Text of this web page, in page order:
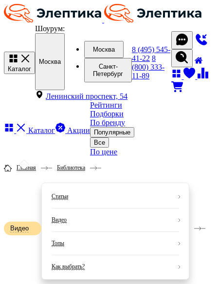
Каталог
Шоурум:
Москва
Москва
Санкт-
Петербург
Ленинский проспект, 54
8 (495) 545-
41-22 8
(800) 333-
11-89
Каталог Акции
Рейтинги
Подборки
По бренду
Популярные
Все
По цене
Главная Библиотека
Видео
Статьи
Видео
Топы
Как выбрать?